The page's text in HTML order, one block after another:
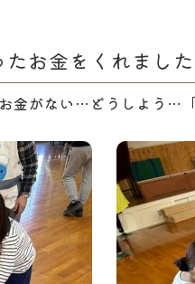
たお金をくれまし
金がない…どうしよう…